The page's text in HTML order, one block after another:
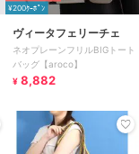
¥200ｸｰﾎﾟﾝ
ヴィータフェリーチェ
ネオプレーンフリルBIGトート
バッグ【aroco】
¥ 8,882